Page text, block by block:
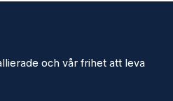
och vår frihet att leva